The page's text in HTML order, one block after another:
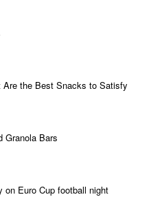
Are the Best Snacks to Satisfy
Granola Bars
on Euro Cup football night